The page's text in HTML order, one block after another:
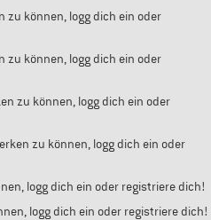
zu können, logg dich ein oder
zu können, logg dich ein oder
zu können, logg dich ein oder
zu können, logg dich ein oder
logg dich ein oder registriere dich!
logg dich ein oder registriere dich!